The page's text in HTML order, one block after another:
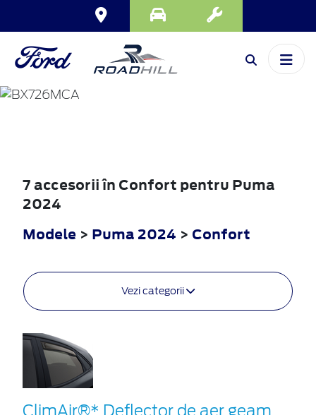
PUMA
7 accesorii în Confort pentru Puma
2024
Modele > Puma 2024 > Confort
Vezi categorii
ClimAir®* Deflector de aer geam